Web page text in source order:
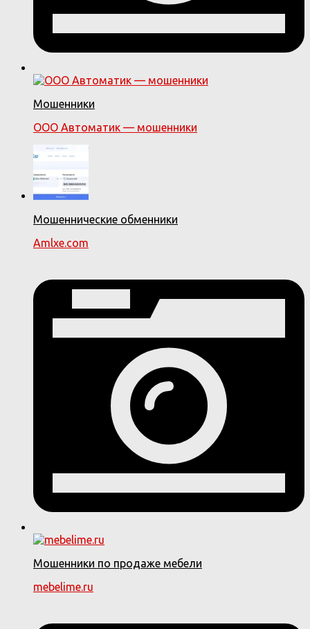
Мошенники
ООО Автоматик — мошенники
Мошеннические обменники
Amlxe.com
Мошенники по продаже мебели
mebelime.ru